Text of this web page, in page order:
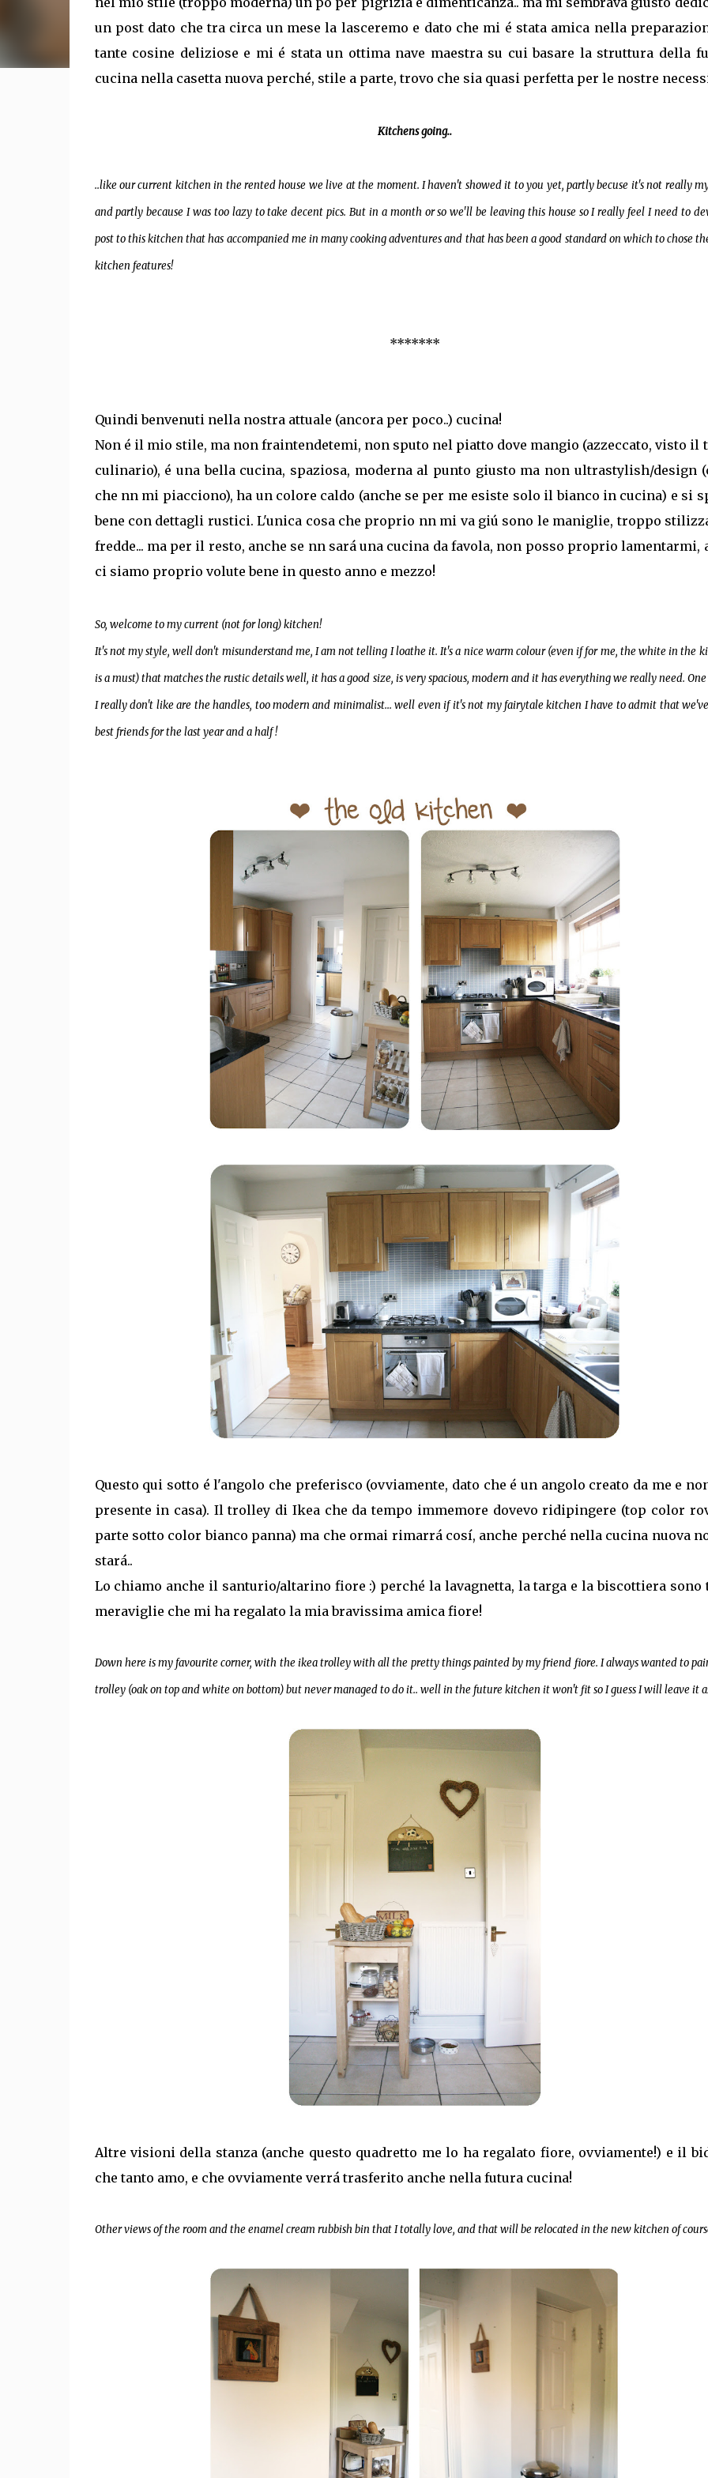
un post dato che tra circa un mese la lasceremo e dato che mi é stata amica nella
tante cosine deliziose e mi é stata un ottima nave maestra su cui basare la struttura della
cucina nella casetta nuova perché, stile a parte, trovo che sia quasi perfetta per le nostre
Kitchens going..
..like our current kitchen in the rented house we live at the moment. I haven't showed it to you yet, partly becuse it's not really
and partly because I was too lazy to take decent pics. But in a month or so we'll be leaving this house so I really feel I need to
post to this kitchen that has accompanied me in many cooking adventures and that has been a good standard on which to chose
kitchen features!
*******
Quindi benvenuti nella nostra attuale (ancora per poco..) cucina!
Non é il mio stile, ma non fraintendetemi, non sputo nel piatto dove mangio (azzeccato, visto il
culinario), é una bella cucina, spaziosa, moderna al punto giusto ma non ultrastylish/design
che nn mi piacciono), ha un colore caldo (anche se per me esiste solo il bianco in cucina) e si
bene con dettagli rustici. L'unica cosa che proprio nn mi va giú sono le maniglie, troppo
fredde... ma per il resto, anche se nn sará una cucina da favola, non posso proprio lamentarmi,
ci siamo proprio volute bene in questo anno e mezzo!
So, welcome to my current (not for long) kitchen!
It's not my style, well don't misunderstand me, I am not telling I loathe it. It's a nice warm colour (even if for me, the white in the
is a must) that matches the rustic details well, it has a good size, is very spacious, modern and it has everything we really need.
I really don't like are the handles, too modern and minimalist... well even if it's not my fairytale kitchen I have to admit that
best friends for the last year and a half !
Questo qui sotto é l'angolo che preferisco (ovviamente, dato che é un angolo creato da me e
presente in casa). Il trolley di Ikea che da tempo immemore dovevo ridipingere (top color
parte sotto color bianco panna) ma che ormai rimarrá cosí, anche perché nella cucina nuova
stará..
Lo chiamo anche il santurio/altarino fiore :) perché la lavagnetta, la targa e la biscottiera sono
meraviglie che mi ha regalato la mia bravissima amica fiore!
Down here is my favourite corner, with the ikea trolley with all the pretty things painted by my friend fiore. I always wanted to
trolley (oak on top and white on bottom) but never managed to do it.. well in the future kitchen it won't fit so I guess I will leave it
Altre visioni della stanza (anche questo quadretto me lo ha regalato fiore, ovviamente!) e il
che tanto amo, e che ovviamente verrá trasferito anche nella futura cucina!
Other views of the room and the enamel cream rubbish bin that I totally love, and that will be relocated in the new kitchen of